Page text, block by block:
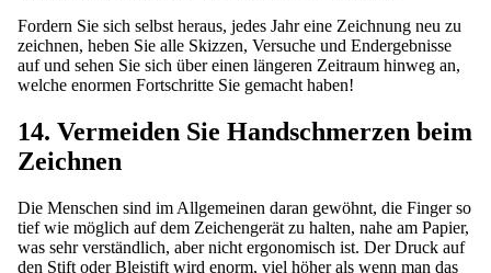
Fordern Sie sich selbst heraus, jedes Jahr eine Zeichnung neu zu
zeichnen, heben Sie alle Skizzen, Versuche und Endergebnisse
auf und sehen Sie sich über einen längeren Zeitraum hinweg an,
welche enormen Fortschritte Sie gemacht haben!
14. Vermeiden Sie Handschmerzen beim
Zeichnen
Die Menschen sind im Allgemeinen daran gewöhnt, die Finger so
tief wie möglich auf dem Zeichengerät zu halten, nahe am Papier,
was sehr verständlich, aber nicht ergonomisch ist. Der Druck auf
den Stift oder Bleistift wird enorm, viel höher als wenn man das